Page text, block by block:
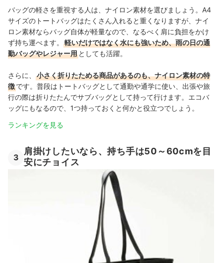
バッグの軽さを重視する人は、ナイロン素材を選びましょう。A4
サイズのトートバッグはたくさん入れると重くなりますが、ナイ
ロン素材ならバッグ自体が軽量なので、なるべく肩に負担をかけ
ず持ち運べます。
軽いだけではなく水にも強いため、雨の日の通
勤バッグやレジャー用 としても活躍。
さらに、
小さく折りたためる商品があるのも、ナイロン素材の特
徴です。普段はトートバッグとして通勤や通学に使い、出張や旅
行の際は折りたたんでサブバッグとして持って行けます。エコバ
ッグにもなるので、1つ持っておくと何かと役立つでしょう。
ランキングを見る
3
肩掛けしたいなら、持ち手は50～60cmを目
安にチョイス